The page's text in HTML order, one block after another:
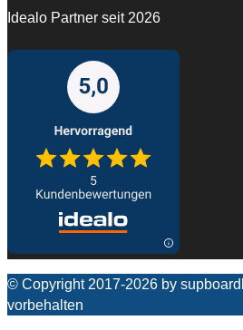
Idealo Partner seit 2026
© Copyright 2017-2026 by
vorbehalten